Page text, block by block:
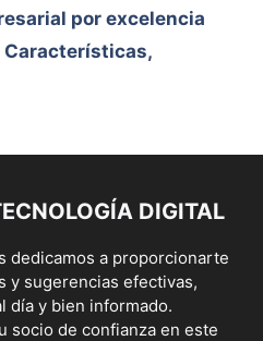
por excelencia
Características,
DIGITAL
dedicamos a proporcionarte
y sugerencias efectivas,
día y bien informado.
socio de confianza en este